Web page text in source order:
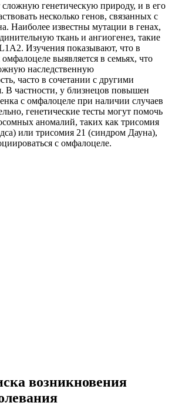
генетическую природу, и в его
несколько генов, связанных с
Наиболее известны мутации в генах,
ткань и ангиогенез, такие
Изучения показывают, что в
выявляется в семьях, что
наследственную
часто в сочетании с другими
В частности, у близнецов повышен
с омфалоцеле при наличии случаев
генетические тесты могут помочь
аномалий, таких как трисомия
или трисомия 21 (синдром Дауна),
с омфалоцеле.
возникновения